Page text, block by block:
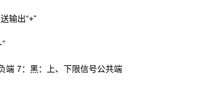
输出“+”
端 7：黑：上、下限信号公共端